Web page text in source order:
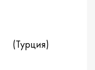
(Турция)